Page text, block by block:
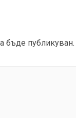
бъде публикуван.